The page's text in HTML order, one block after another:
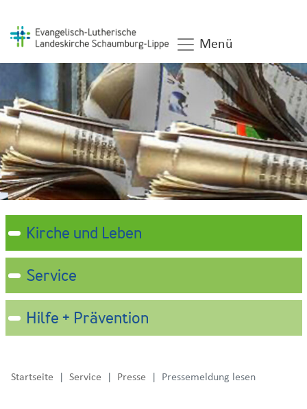
Menü
Kirche und Leben
Service
Hilfe + Prävention
Startseite Service Presse Pressemeldung lesen